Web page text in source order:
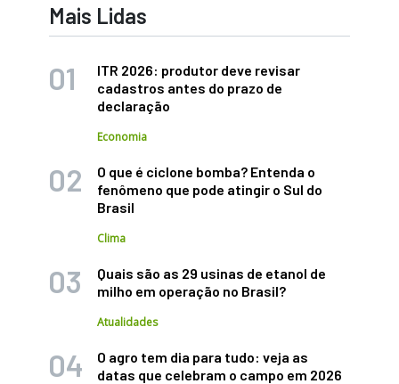
Mais Lidas
ITR 2026: produtor deve revisar
cadastros antes do prazo de
declaração
Economia
O que é ciclone bomba? Entenda o
fenômeno que pode atingir o Sul do
Brasil
Clima
Quais são as 29 usinas de etanol de
milho em operação no Brasil?
Atualidades
O agro tem dia para tudo: veja as
datas que celebram o campo em 2026